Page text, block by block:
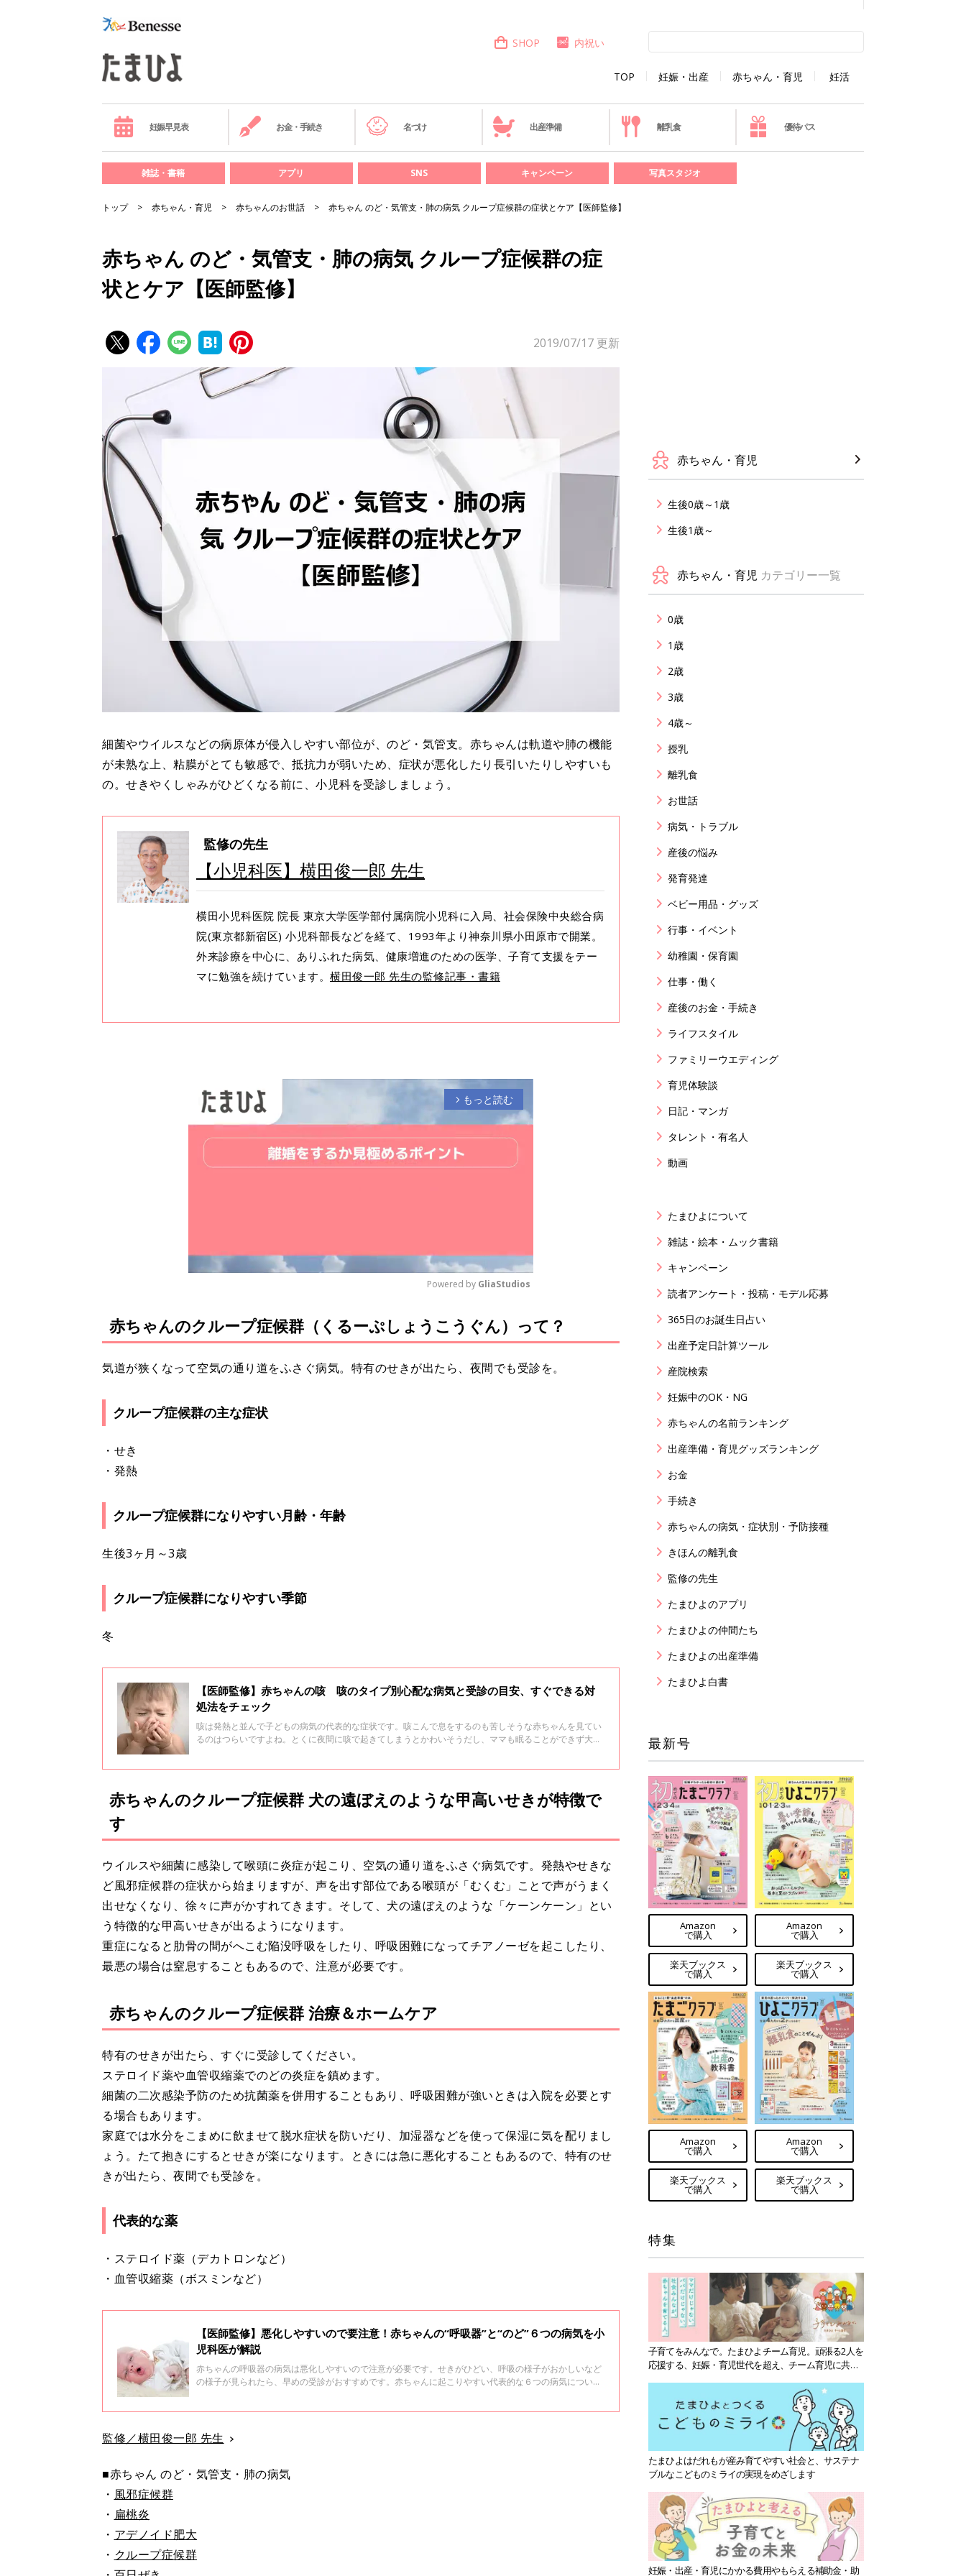
TOP 妊娠・出産 赤ちゃん・育児 妊活
SHOP 内祝い
妊娠早見表 お金・手続き 名づけ 出産準備 離乳食 優待パス
雑誌・書籍 アプリ SNS キャンペーン 写真スタジオ
トップ 赤ちゃん・育児 赤ちゃんのお世話 赤ちゃん のど・気管支・肺の病気 クループ症候群の症状とケア【医師監修】
赤ちゃん のど・気管支・肺の病気 クループ症候群の症
状とケア【医師監修】
2019/07/17 更新
細菌やウイルスなどの病原体が侵入しやすい部位が、のど・気管支。赤ちゃんは軌道や肺の機能
が未熟な上、粘膜がとても敏感で、抵抗力が弱いため、症状が悪化したり長引いたりしやすいも
の。せきやくしゃみがひどくなる前に、小児科を受診しましょう。
監修の先生
【小児科医】横田俊一郎 先生
横田小児科医院 院長 東京大学医学部付属病院小児科に入局、社会保険中央総合病
院(東京都新宿区) 小児科部長などを経て、1993年より神奈川県小田原市で開業。
外来診療を中心に、ありふれた病気、健康増進のための医学、子育て支援をテー
マに勉強を続けています。 横田俊一郎 先生の監修記事・書籍
arrow_forward_ios もっと読む
M
u
t
Powered by GliaStudios
赤ちゃんのクループ症候群（くるーぷしょうこうぐん）って？
気道が狭くなって空気の通り道をふさぐ病気。特有のせきが出たら、夜間でも受診を。
クループ症候群の主な症状
・せき
・発熱
クループ症候群になりやすい月齢・年齢
生後3ヶ月～3歳
クループ症候群になりやすい季節
冬
【医師監修】赤ちゃんの咳 咳のタイプ別心配な病気と受診の目安、すぐできる対
処法をチェック
咳は発熱と並んで子どもの病気の代表的な症状です。咳こんで息をするのも苦しそうな赤ちゃんを見てい
るのはつらいですよね。とくに夜間に咳で起きてしまうとかわいそうだし、ママも眠ることができず大変
赤ちゃんのクループ症候群 犬の遠ぼえのような甲高いせきが特徴で
す
ウイルスや細菌に感染して喉頭に炎症が起こり、空気の通り道をふさぐ病気です。発熱やせきな
ど風邪症候群の症状から始まりますが、声を出す部位である喉頭が「むくむ」ことで声がうまく
出せなくなり、徐々に声がかすれてきます。そして、犬の遠ぼえのような「ケーンケーン」とい
う特徴的な甲高いせきが出るようになります。
重症になると肋骨の間がへこむ陥没呼吸をしたり、呼吸困難になってチアノーゼを起こしたり、
最悪の場合は窒息することもあるので、注意が必要です。
赤ちゃんのクループ症候群 治療＆ホームケア
特有のせきが出たら、すぐに受診してください。
ステロイド薬や血管収縮薬でのどの炎症を鎮めます。
細菌の二次感染予防のため抗菌薬を併用することもあり、呼吸困難が強いときは入院を必要とす
る場合もあります。
家庭では水分をこまめに飲ませて脱水症状を防いだり、加湿器などを使って保湿に気を配りまし
ょう。たて抱きにするとせきが楽になります。ときには急に悪化することもあるので、特有のせ
きが出たら、夜間でも受診を。
代表的な薬
・ステロイド薬（デカトロンなど）
・血管収縮薬（ボスミンなど）
【医師監修】悪化しやすいので要注意！赤ちゃんの“呼吸器”と“のど”６つの病気を小
児科医が解説
赤ちゃんの呼吸器の病気は悪化しやすいので注意が必要です。せきがひどい、呼吸の様子がおかしいなど
の様子が見られたら、早めの受診がおすすめです。赤ちゃんに起こりやすい代表的な６つの病気につい
監修／横田俊一郎 先生
■赤ちゃん のど・気管支・肺の病気
・ 風邪症候群
・ 扁桃炎
・ アデノイド肥大
・ クループ症候群
赤ちゃん・育児
生後0歳～1歳
生後1歳～
赤ちゃん・育児 カテゴリー一覧
0歳
1歳
2歳
3歳
4歳～
授乳
離乳食
お世話
病気・トラブル
産後の悩み
発育発達
ベビー用品・グッズ
行事・イベント
幼稚園・保育園
仕事・働く
産後のお金・手続き
ライフスタイル
ファミリーウエディング
育児体験談
日記・マンガ
タレント・有名人
動画
たまひよについて
雑誌・絵本・ムック書籍
キャンペーン
読者アンケート・投稿・モデル応募
365日のお誕生日占い
出産予定日計算ツール
産院検索
妊娠中のOK・NG
赤ちゃんの名前ランキング
出産準備・育児グッズランキング
お金
手続き
赤ちゃんの病気・症状別・予防接種
きほんの離乳食
監修の先生
たまひよのアプリ
たまひよの仲間たち
たまひよの出産準備
たまひよ白書
最新号
Amazon
で購入
楽天ブックス
で購入
Amazon
で購入
楽天ブックス
で購入
Amazon
で購入
楽天ブックス
で購入
Amazon
で購入
楽天ブックス
で購入
特集
子育てをみんなで。たまひよチーム育児。頑張る2人を
応援する、妊娠・育児世代を超え、チーム育児に共感
たまひよはだれもが産み育てやすい社会と、サステナ
ブルなこどものミライの実現をめざします
妊娠・出産・育児にかかる費用やもらえる補助金・助